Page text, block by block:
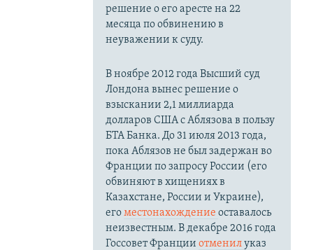
решение о его аресте на 22
месяца по обвинению в
неуважении к суду.
В ноябре 2012 года Высший суд
Лондона вынес решение о
взыскании 2,1 миллиарда
долларов США с Аблязова в пользу
БТА Банка. До 31 июля 2013 года,
пока Аблязов не был задержан во
Франции по запросу России (его
обвиняют в хищениях в
Казахстане, России и Украине),
егоместонахождение оставалось
неизвестным. В декабре 2016 года
Госсовет Франции отменилуказ